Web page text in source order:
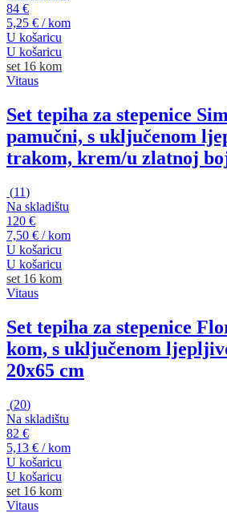
84 €
5,25 € / kom
U košaricu
U košaricu
set 16 kom
Vitaus
Set tepiha za stepenice
pamučni, s uključenom
trakom, krem/u zlatnoj
(11)
Na skladištu
120 €
7,50 € / kom
U košaricu
U košaricu
set 16 kom
Vitaus
Set tepiha za stepenice
kom, s uključenom
20x65 cm
(20)
Na skladištu
82 €
5,13 € / kom
U košaricu
U košaricu
set 16 kom
Vitaus